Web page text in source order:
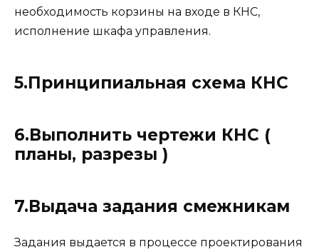
необходимость корзины на входе в КНС,
исполнение шкафа управления.
5.Принципиальная схема КНС
6.Выполнить чертежи КНС (
планы, разрезы )
7.Выдача задания смежникам
Задания выдается в процессе проектирования